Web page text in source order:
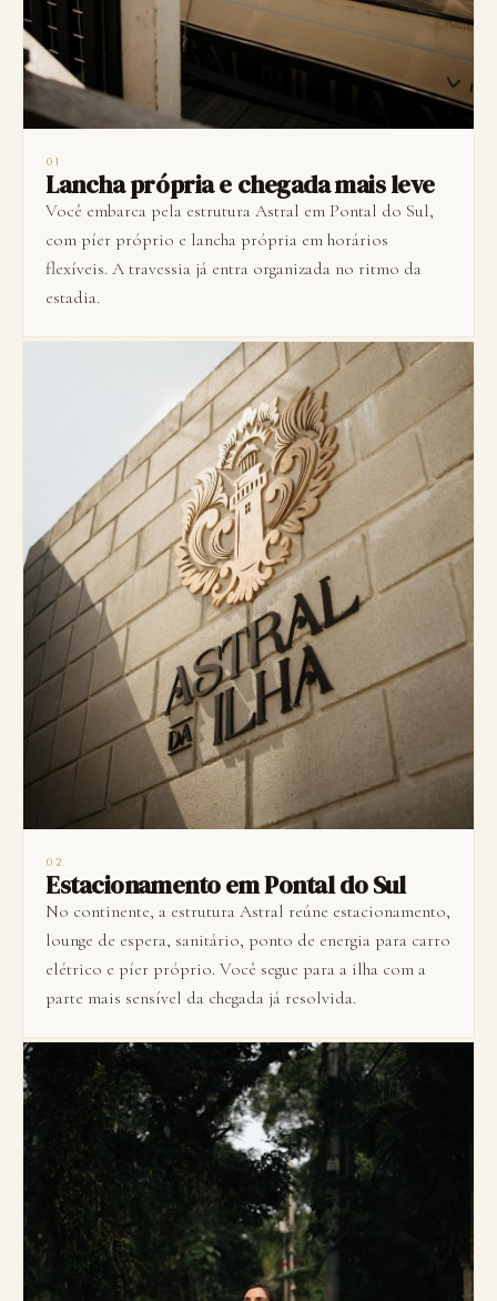
01
Lancha própria e chegada mais leve
Você embarca pela estrutura Astral em Pontal do Sul,
com píer próprio e lancha própria em horários
flexíveis. A travessia já entra organizada no ritmo da
estadia.
02
Estacionamento em Pontal do Sul
No continente, a estrutura Astral reúne estacionamento,
lounge de espera, sanitário, ponto de energia para carro
elétrico e píer próprio. Você segue para a ilha com a
parte mais sensível da chegada já resolvida.